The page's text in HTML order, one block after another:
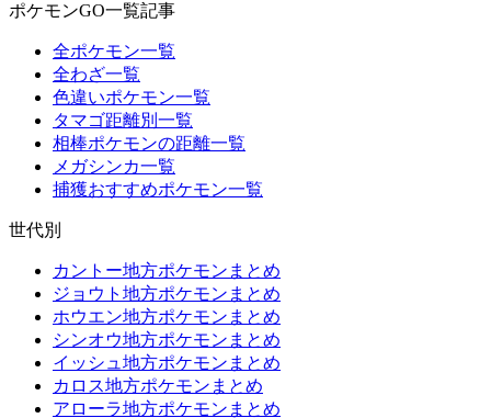
ポケモンGO一覧記事
全ポケモン一覧
全わざ一覧
色違いポケモン一覧
タマゴ距離別一覧
相棒ポケモンの距離一覧
メガシンカ一覧
捕獲おすすめポケモン一覧
世代別
カントー地方ポケモンまとめ
ジョウト地方ポケモンまとめ
ホウエン地方ポケモンまとめ
シンオウ地方ポケモンまとめ
イッシュ地方ポケモンまとめ
カロス地方ポケモンまとめ
アローラ地方ポケモンまとめ